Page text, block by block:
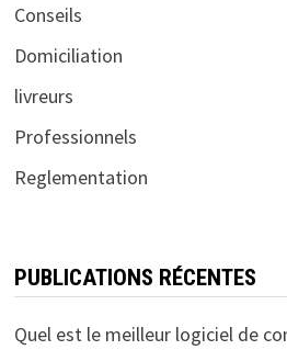
Conseils
Domiciliation
livreurs
Professionnels
Reglementation
PUBLICATIONS RÉCENTES
Quel est le meilleur logiciel de